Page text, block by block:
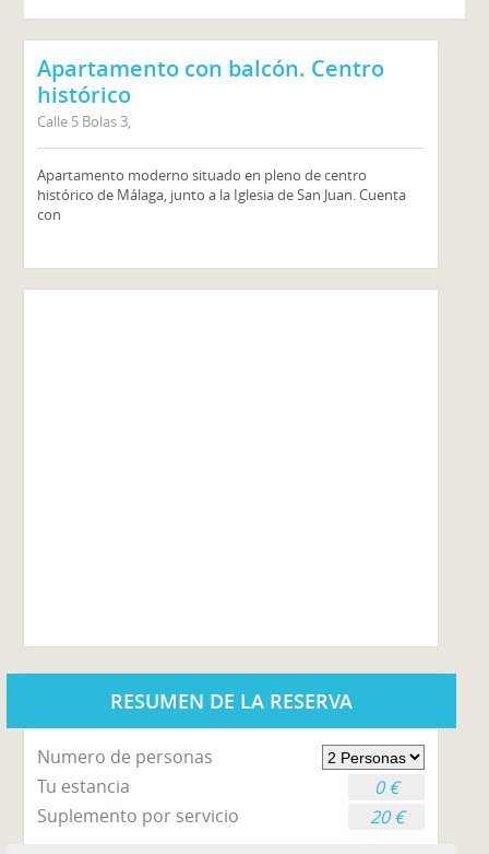
Apartamento con balcón. Centro
histórico
Calle 5 Bolas 3,
Apartamento moderno situado en pleno de centro
histórico de Málaga, junto a la Iglesia de San Juan. Cuenta
con
RESUMEN DE LA RESERVA
Numero de personas
Tu estancia
0 €
Suplemento por servicio
20 €